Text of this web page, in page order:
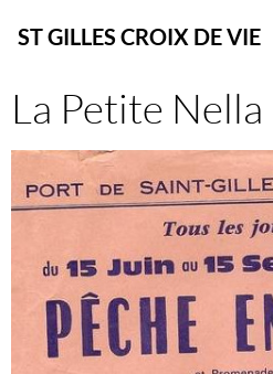
ST GILLES CROIX DE VIE
La Petite Nella